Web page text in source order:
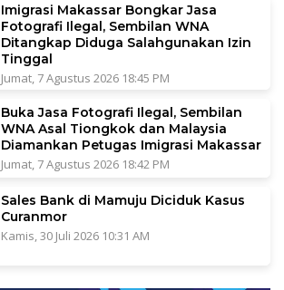
Imigrasi Makassar Bongkar Jasa
Fotografi Ilegal, Sembilan WNA
Ditangkap Diduga Salahgunakan Izin
Tinggal
Jumat, 7 Agustus 2026 18:45 PM
Buka Jasa Fotografi Ilegal, Sembilan
WNA Asal Tiongkok dan Malaysia
Diamankan Petugas Imigrasi Makassar
Jumat, 7 Agustus 2026 18:42 PM
Sales Bank di Mamuju Diciduk Kasus
Curanmor
Kamis, 30 Juli 2026 10:31 AM